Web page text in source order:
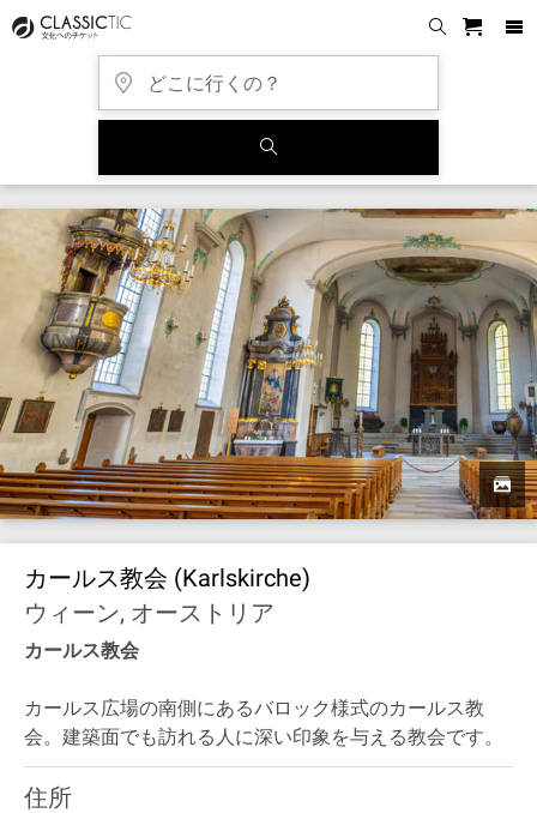
カールス教会 (Karlskirche)
ウィーン, オーストリア
カールス教会
カールス広場の南側にあるバロック様式のカールス教
会。建築面でも訪れる人に深い印象を与える教会です。
住所